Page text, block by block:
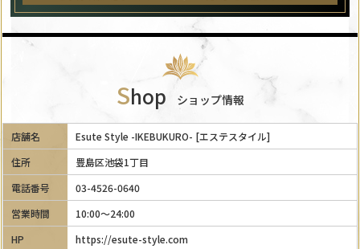
Shop ショップ情報
店舗名
Esute Style -IKEBUKURO- [エステスタイル]
住所
豊島区池袋1丁目
電話番号
03-4526-0640
営業時間
10:00～24:00
HP
https://esute-style.com